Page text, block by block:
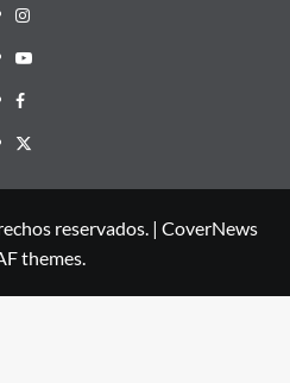
Instagram
Youtube
Facebook
X
reservados. | CoverNews
themes.